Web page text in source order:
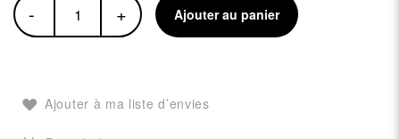
- + Ajouter au panier
Ajouter à ma liste d’envies